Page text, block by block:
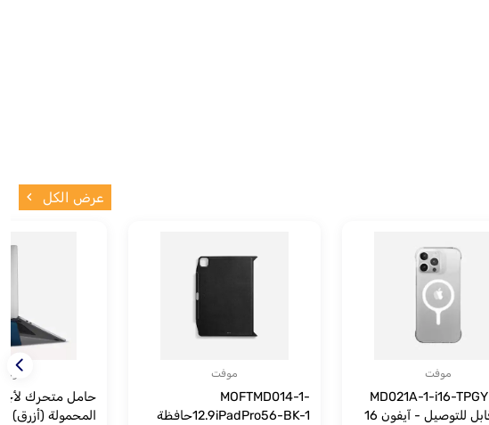
عرض الكل
موفت
موفت MD021A-1-i16-TPGY
غلاف قابل للتوصيل - آيفون 16
موفت
MOFTMD014-1-
12.9iPadPro56-BK-1حافظة
حامل متحرك
المحمولة (أزرق)